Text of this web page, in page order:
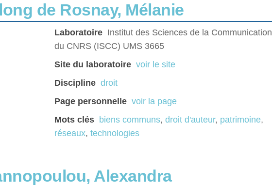
de Rosnay, Mélanie
Laboratoire Institut des Sciences de la Communication
du CNRS (ISCC) UMS 3665
Site du laboratoire voir le site
Discipline droit
Page personnelle voir la page
Mots clés biens communs, droit d'auteur, patrimoine,
réseaux, technologies
Alexandra